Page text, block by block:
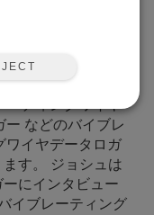
ラクチャグルー
であるジョシュ・
CRVW3 3チャンネ
ー などのバイブレ
ワイヤデータロガ
す。 ジョシュは
にインタビュー
イブレーティング